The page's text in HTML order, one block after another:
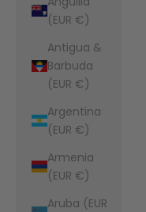
(EUR €)
Antigua &
Barbuda
(EUR €)
Argentina
(EUR €)
Armenia
(EUR €)
Aruba (EUR